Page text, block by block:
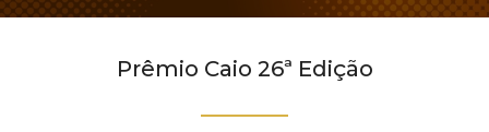
Prêmio Caio 26ª Edição